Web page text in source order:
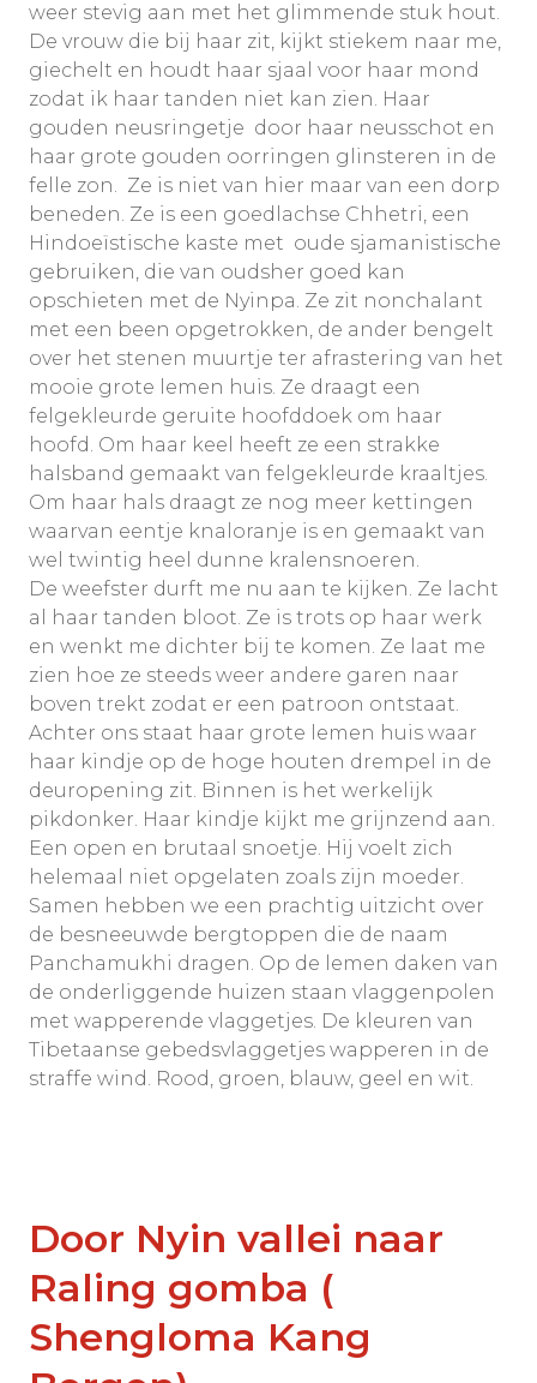
weer stevig aan met het glimmende stuk hout.
De vrouw die bij haar zit, kijkt stiekem naar me,
giechelt en houdt haar sjaal voor haar mond
zodat ik haar tanden niet kan zien. Haar
gouden neusringetje door haar neusschot en
haar grote gouden oorringen glinsteren in de
felle zon. Ze is niet van hier maar van een dorp
beneden. Ze is een goedlachse Chhetri, een
Hindoeïstische kaste met oude sjamanistische
gebruiken, die van oudsher goed kan
opschieten met de Nyinpa. Ze zit nonchalant
met een been opgetrokken, de ander bengelt
over het stenen muurtje ter afrastering van het
mooie grote lemen huis. Ze draagt een
felgekleurde geruite hoofddoek om haar
hoofd. Om haar keel heeft ze een strakke
halsband gemaakt van felgekleurde kraaltjes.
Om haar hals draagt ze nog meer kettingen
waarvan eentje knaloranje is en gemaakt van
wel twintig heel dunne kralensnoeren.
De weefster durft me nu aan te kijken. Ze lacht
al haar tanden bloot. Ze is trots op haar werk
en wenkt me dichter bij te komen. Ze laat me
zien hoe ze steeds weer andere garen naar
boven trekt zodat er een patroon ontstaat.
Achter ons staat haar grote lemen huis waar
haar kindje op de hoge houten drempel in de
deuropening zit. Binnen is het werkelijk
pikdonker. Haar kindje kijkt me grijnzend aan.
Een open en brutaal snoetje. Hij voelt zich
helemaal niet opgelaten zoals zijn moeder.
Samen hebben we een prachtig uitzicht over
de besneeuwde bergtoppen die de naam
Panchamukhi dragen. Op de lemen daken van
de onderliggende huizen staan vlaggenpolen
met wapperende vlaggetjes. De kleuren van
Tibetaanse gebedsvlaggetjes wapperen in de
straffe wind. Rood, groen, blauw, geel en wit.
Door Nyin vallei naar
Raling gomba (
Shengloma Kang